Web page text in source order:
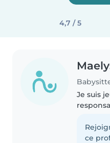
4,7 / 5
Je suis
Certifié
ce